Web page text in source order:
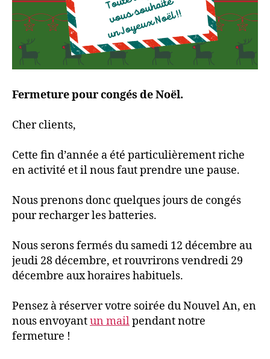
Fermeture pour congés de Noël.
Cher clients,
Cette fin d’année a été particulièrement riche
en activité et il nous faut prendre une pause.
Nous prenons donc quelques jours de congés
pour recharger les batteries.
Nous serons fermés du samedi 12 décembre au
jeudi 28 décembre, et rouvrirons vendredi 29
décembre aux horaires habituels.
Pensez à réserver votre soirée du Nouvel An, en
nous envoyantun mailpendant notre
fermeture !